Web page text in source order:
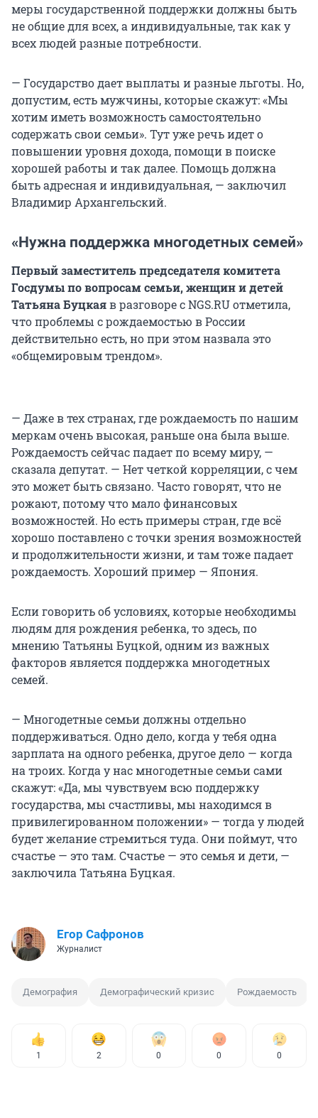
меры государственной поддержки должны быть
не общие для всех, а индивидуальные, так как у
всех людей разные потребности.
— Государство дает выплаты и разные льготы. Но,
допустим, есть мужчины, которые скажут: «Мы
хотим иметь возможность самостоятельно
содержать свои семьи». Тут уже речь идет о
повышении уровня дохода, помощи в поиске
хорошей работы и так далее. Помощь должна
быть адресная и индивидуальная, — заключил
Владимир Архангельский.
«Нужна поддержка многодетных семей»
Первый заместитель председателя комитета
Госдумы по вопросам семьи, женщин и детей
Татьяна Буцкаяв разговоре с NGS.RU отметила,
что проблемы с рождаемостью в России
действительно есть, но при этом назвала это
«общемировым трендом».
— Даже в тех странах, где рождаемость по нашим
меркам очень высокая, раньше она была выше.
Рождаемость сейчас падает по всему миру, —
сказала депутат. — Нет четкой корреляции, с чем
это может быть связано. Часто говорят, что не
рожают, потому что мало финансовых
возможностей. Но есть примеры стран, где всё
хорошо поставлено с точки зрения возможностей
и продолжительности жизни, и там тоже падает
рождаемость. Хороший пример — Япония.
Если говорить об условиях, которые необходимы
людям для рождения ребенка, то здесь, по
мнению Татьяны Буцкой, одним из важных
факторов является поддержка многодетных
семей.
— Многодетные семьи должны отдельно
поддерживаться. Одно дело, когда у тебя одна
зарплата на одного ребенка, другое дело — когда
на троих. Когда у нас многодетные семьи сами
скажут: «Да, мы чувствуем всю поддержку
государства, мы счастливы, мы находимся в
привилегированном положении» — тогда у людей
будет желание стремиться туда. Они поймут, что
счастье — это там. Счастье — это семья и дети, —
заключила Татьяна Буцкая.
Егор Сафронов
Журналист
Демография Демографический кризис Рождаемость
1 2 0 0 0